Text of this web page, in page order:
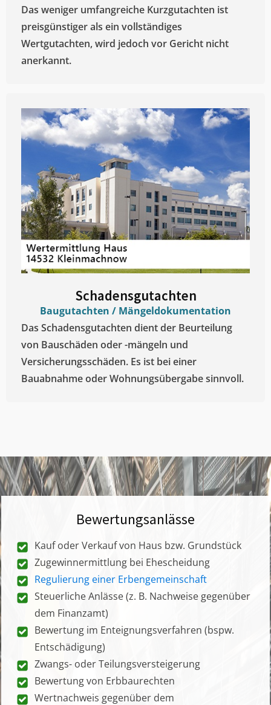
Das weniger umfangreiche Kurzgutachten ist
preisgünstiger als ein vollständiges
Wertgutachten, wird jedoch vor Gericht nicht
anerkannt.
Schadensgutachten
Baugutachten / Mängeldokumentation
Das Schadensgutachten dient der Beurteilung
von Bauschäden oder -mängeln und
Versicherungsschäden. Es ist bei einer
Bauabnahme oder Wohnungsübergabe sinnvoll.
Bewertungsanlässe
Kauf oder Verkauf von Haus bzw. Grundstück
Zugewinnermittlung bei Ehescheidung
Regulierung einer Erbengemeinschaft
Steuerliche Anlässe (z. B. Nachweise gegenüber
dem Finanzamt)
Bewertung im Enteignungsverfahren (bspw.
Entschädigung)
Zwangs- oder Teilungsversteigerung
Bewertung von Erbbaurechten
Wertnachweis gegenüber dem